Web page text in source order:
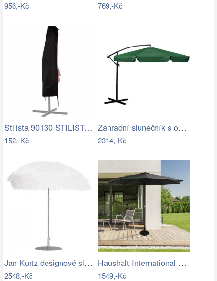
956,-Kč 769,-Kč
Stilista 90130 STILISTA Obal na 350 cm…
152,-Kč
Zahradní slunečník s obalem PL-881,…
2314,-Kč
Jan Kurtz designové slunečníky Hawaii
2548,-Kč
Haushalt International Kovový slunečník…
1549,-Kč